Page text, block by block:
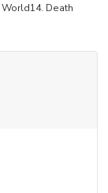
World14. Death